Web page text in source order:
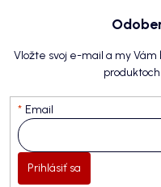
Vložte svoj e-mail a my
Email
Prihlásiť sa